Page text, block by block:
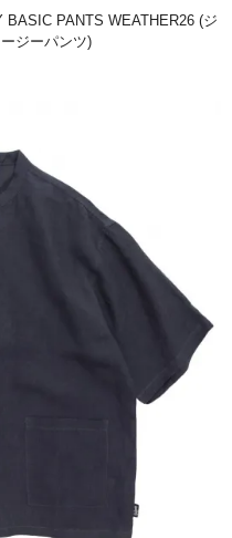
PANTS WEATHER26 (ジ
ジーパンツ)